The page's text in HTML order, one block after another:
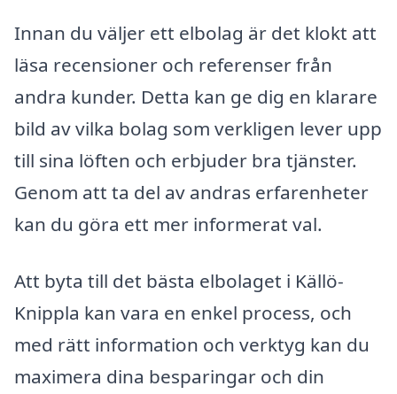
Innan du väljer ett elbolag är det klokt att
läsa recensioner och referenser från
andra kunder. Detta kan ge dig en klarare
bild av vilka bolag som verkligen lever upp
till sina löften och erbjuder bra tjänster.
Genom att ta del av andras erfarenheter
kan du göra ett mer informerat val.
Att byta till det bästa elbolaget i Källö-
Knippla kan vara en enkel process, och
med rätt information och verktyg kan du
maximera dina besparingar och din